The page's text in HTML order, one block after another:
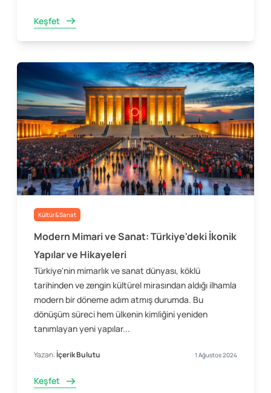
Keşfet
Kültür&Sanat
Modern Mimari ve Sanat: Türkiye'deki İkonik
Yapılar ve Hikayeleri
Türkiye'nin mimarlık ve sanat dünyası, köklü
tarihinden ve zengin kültürel mirasından aldığı ilhamla
modern bir döneme adım atmış durumda. Bu
dönüşüm süreci hem ülkenin kimliğini yeniden
tanımlayan yeni yapılar...
Yazan:İçerik Bulutu 1 Ağustos 2024
Keşfet